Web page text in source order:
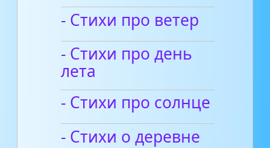
- Стихи про ветер
- Стихи про день
лета
- Стихи про солнце
- Стихи о деревне